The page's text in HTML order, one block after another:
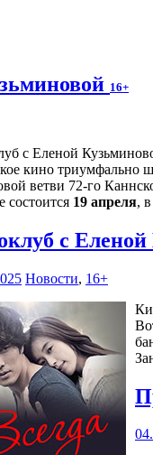
16+
с Еленой
кино триумфально
ветви 72-го
состоится 19 апреля, в
с
Новости, 16+